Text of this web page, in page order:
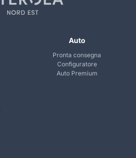
Auto
Pronta consegna
Configuratore
Auto Premium